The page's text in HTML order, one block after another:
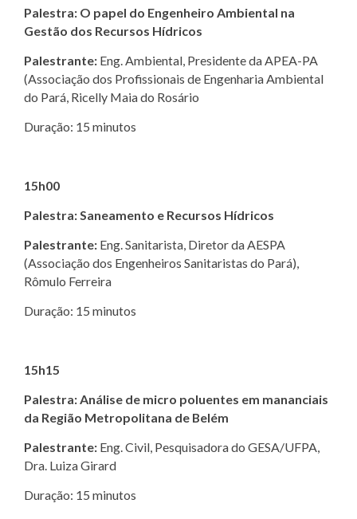
Palestra: O papel do Engenheiro Ambiental na
Gestão dos Recursos Hídricos
Palestrante: Eng. Ambiental, Presidente da APEA-PA
(Associação dos Profissionais de Engenharia Ambiental
do Pará, Ricelly Maia do Rosário
Duração: 15 minutos
15h00
Palestra: Saneamento e Recursos Hídricos
Palestrante: Eng. Sanitarista, Diretor da AESPA
(Associação dos Engenheiros Sanitaristas do Pará),
Rômulo Ferreira
Duração: 15 minutos
15h15
Palestra: Análise de micro poluentes em mananciais
da Região Metropolitana de Belém
Palestrante: Eng. Civil, Pesquisadora do GESA/UFPA,
Dra. Luiza Girard
Duração: 15 minutos